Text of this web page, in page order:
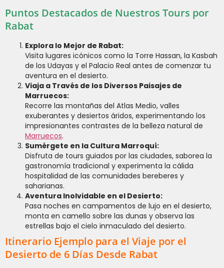
Puntos Destacados de Nuestros Tours por
Rabat
Explora lo Mejor de Rabat:
Visita lugares icónicos como la Torre Hassan, la Kasbah
de los Udayas y el Palacio Real antes de comenzar tu
aventura en el desierto.
Viaja a Través de los Diversos Paisajes de
Marruecos:
Recorre las montañas del Atlas Medio, valles
exuberantes y desiertos áridos, experimentando los
impresionantes contrastes de la belleza natural de
Marruecos.
Sumérgete en la Cultura Marroquí:
Disfruta de tours guiados por las ciudades, saborea la
gastronomía tradicional y experimenta la cálida
hospitalidad de las comunidades bereberes y
saharianas.
Aventura Inolvidable en el Desierto:
Pasa noches en campamentos de lujo en el desierto,
monta en camello sobre las dunas y observa las
estrellas bajo el cielo inmaculado del desierto.
Itinerario Ejemplo para el Viaje por el
Desierto de 6 Días Desde Rabat